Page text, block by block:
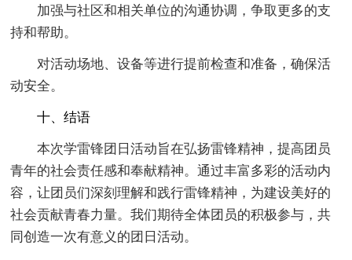
加强与社区和相关单位的沟通协调，争取更多的支
持和帮助。
对活动场地、设备等进行提前检查和准备，确保活
动安全。
十、结语
本次学雷锋团日活动旨在弘扬雷锋精神，提高团员
青年的社会责任感和奉献精神。通过丰富多彩的活动内
容，让团员们深刻理解和践行雷锋精神，为建设美好的
社会贡献青春力量。我们期待全体团员的积极参与，共
同创造一次有意义的团日活动。